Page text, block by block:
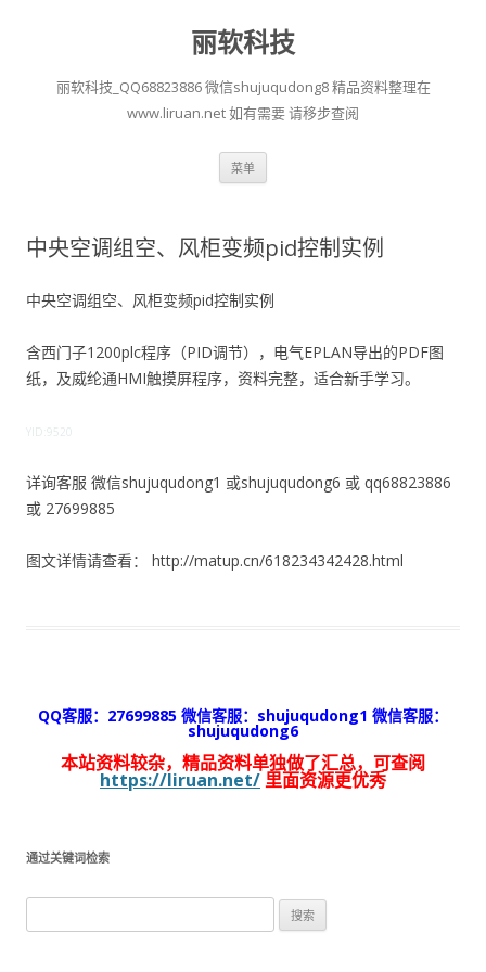
丽软科技
丽软科技_QQ68823886 微信shujuqudong8 精品资料整理在
www.liruan.net 如有需要 请移步查阅
菜单
中央空调组空、风柜变频pid控制实例
中央空调组空、风柜变频pid控制实例
含西门子1200plc程序（PID调节），电气EPLAN导出的PDF图
纸，及威纶通HMI触摸屏程序，资料完整，适合新手学习。
YID:9520
详询客服 微信shujuqudong1 或shujuqudong6 或 qq68823886
或 27699885
图文详情请查看： http://matup.cn/618234342428.html
QQ客服：27699885 微信客服：shujuqudong1 微信客服：
shujuqudong6
本站资料较杂，精品资料单独做了汇总，可查阅
https://liruan.net/ 里面资源更优秀
通过关键词检索
索：